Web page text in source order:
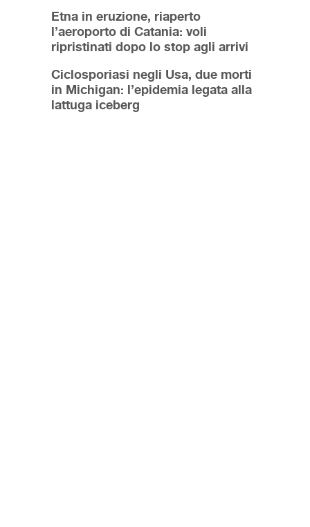
Etna in eruzione, riaperto
l’aeroporto di Catania: voli
ripristinati dopo lo stop agli arrivi
Ciclosporiasi negli Usa, due morti
in Michigan: l’epidemia legata alla
lattuga iceberg